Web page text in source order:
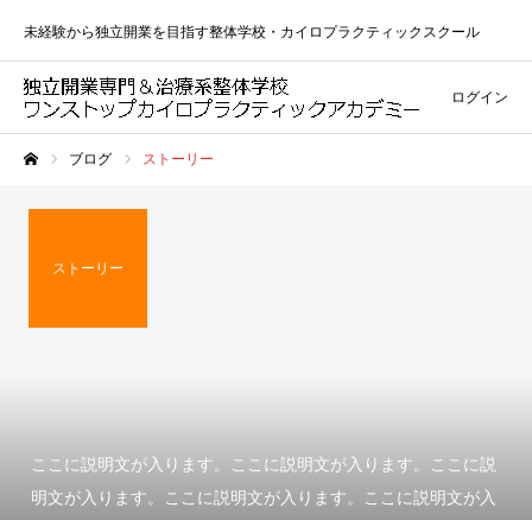
未経験から独立開業を目指す整体学校・カイロプラクティックスクール
ログイン
ブログ ストーリー
ストーリー
ここに説明文が入ります。ここに説明文が入ります。ここに説
明文が入ります。ここに説明文が入ります。ここに説明文が入